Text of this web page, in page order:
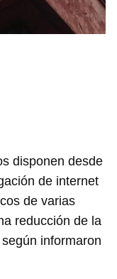
disponen desde
de internet
de varias
reducción de la
informaron